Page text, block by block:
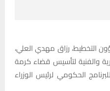
التخطيط، رزاق مهدي العلي،
والفنية لتأسيس قضاء كرمة
الحكومي لرئيس الوزراء